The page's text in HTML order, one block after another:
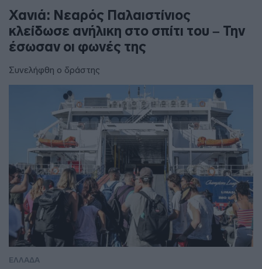
Χανιά: Νεαρός Παλαιστίνιος
κλείδωσε ανήλικη στο σπίτι του – Την
έσωσαν οι φωνές της
Συνελήφθη ο δράστης
ΕΛΛΑΔΑ